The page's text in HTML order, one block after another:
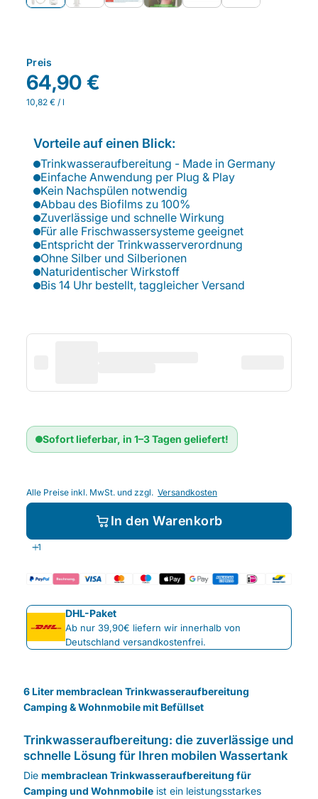
Preis
64,90 €
10,82 € / l
Vorteile auf einen Blick:
Trinkwasseraufbereitung - Made in Germany
Einfache Anwendung per Plug & Play
Kein Nachspülen notwendig
Abbau des Biofilms zu 100%
Zuverlässige und schnelle Wirkung
Für alle Frischwassersysteme geeignet
Entspricht der Trinkwasserverordnung
Ohne Silber und Silberionen
Naturidentischer Wirkstoff
Bis 14 Uhr bestellt, taggleicher Versand
Sofort lieferbar, in 1–3 Tagen geliefert!
Alle Preise inkl. MwSt. und zzgl. Versandkosten
In den Warenkorb
DHL-Paket
Ab nur 39,90€ liefern wir innerhalb von
Deutschland versandkostenfrei.
6 Liter membraclean Trinkwasseraufbereitung
Camping & Wohnmobile mit Befüllset
Trinkwasseraufbereitung: die zuverlässige und
schnelle Lösung für Ihren mobilen Wassertank
Die membraclean Trinkwasseraufbereitung für
Camping und Wohnmobile ist ein leistungsstarkes